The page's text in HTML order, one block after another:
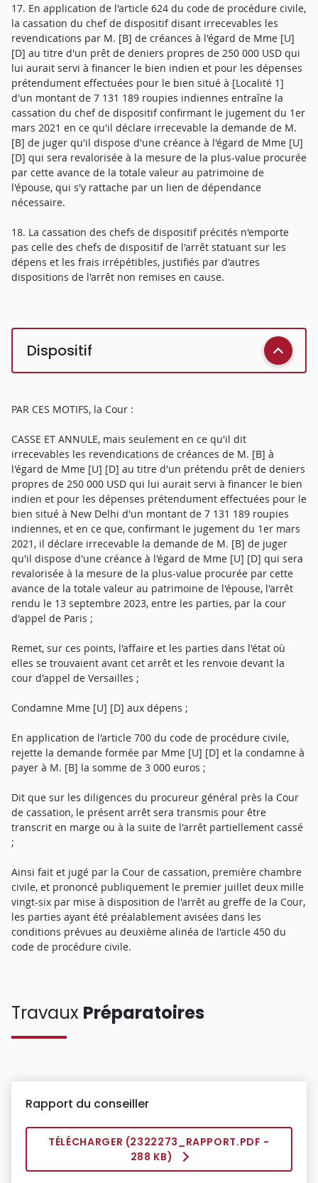
17. En application de l'article 624 du code de procédure civile,
la cassation du chef de dispositif disant irrecevables les
revendications par M. [B] de créances à l'égard de Mme [U]
[D] au titre d'un prêt de deniers propres de 250 000 USD qui
lui aurait servi à financer le bien indien et pour les dépenses
prétendument effectuées pour le bien situé à [Localité 1]
d'un montant de 7 131 189 roupies indiennes entraîne la
cassation du chef de dispositif confirmant le jugement du 1er
mars 2021 en ce qu'il déclare irrecevable la demande de M.
[B] de juger qu'il dispose d'une créance à l'égard de Mme [U]
[D] qui sera revalorisée à la mesure de la plus-value procurée
par cette avance de la totale valeur au patrimoine de
l'épouse, qui s'y rattache par un lien de dépendance
nécessaire.
18. La cassation des chefs de dispositif précités n'emporte
pas celle des chefs de dispositif de l'arrêt statuant sur les
dépens et les frais irrépétibles, justifiés par d'autres
dispositions de l'arrêt non remises en cause.
Dispositif
PAR CES MOTIFS, la Cour :
CASSE ET ANNULE, mais seulement en ce qu'il dit
irrecevables les revendications de créances de M. [B] à
l'égard de Mme [U] [D] au titre d'un prétendu prêt de deniers
propres de 250 000 USD qui lui aurait servi à financer le bien
indien et pour les dépenses prétendument effectuées pour le
bien situé à New Delhi d'un montant de 7 131 189 roupies
indiennes, et en ce que, confirmant le jugement du 1er mars
2021, il déclare irrecevable la demande de M. [B] de juger
qu'il dispose d'une créance à l'égard de Mme [U] [D] qui sera
revalorisée à la mesure de la plus-value procurée par cette
avance de la totale valeur au patrimoine de l'épouse, l'arrêt
rendu le 13 septembre 2023, entre les parties, par la cour
d'appel de Paris ;
Remet, sur ces points, l'affaire et les parties dans l'état où
elles se trouvaient avant cet arrêt et les renvoie devant la
cour d'appel de Versailles ;
Condamne Mme [U] [D] aux dépens ;
En application de l'article 700 du code de procédure civile,
rejette la demande formée par Mme [U] [D] et la condamne à
payer à M. [B] la somme de 3 000 euros ;
Dit que sur les diligences du procureur général près la Cour
de cassation, le présent arrêt sera transmis pour être
transcrit en marge ou à la suite de l'arrêt partiellement cassé
;
Ainsi fait et jugé par la Cour de cassation, première chambre
civile, et prononcé publiquement le premier juillet deux mille
vingt-six par mise à disposition de l'arrêt au greffe de la Cour,
les parties ayant été préalablement avisées dans les
conditions prévues au deuxième alinéa de l'article 450 du
code de procédure civile.
Travaux Préparatoires
Rapport du conseiller
TÉLÉCHARGER (2322273_RAPPORT.PDF -
288 KB)